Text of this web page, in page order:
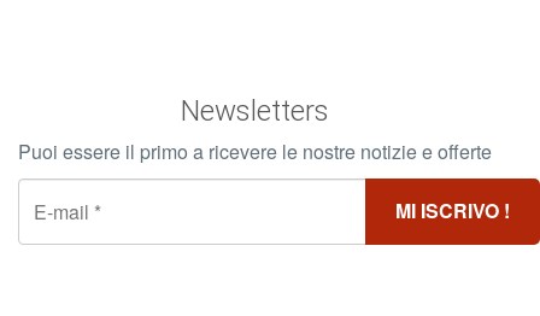
Newsletters
Puoi essere il primo a ricevere le nostre notizie e offerte